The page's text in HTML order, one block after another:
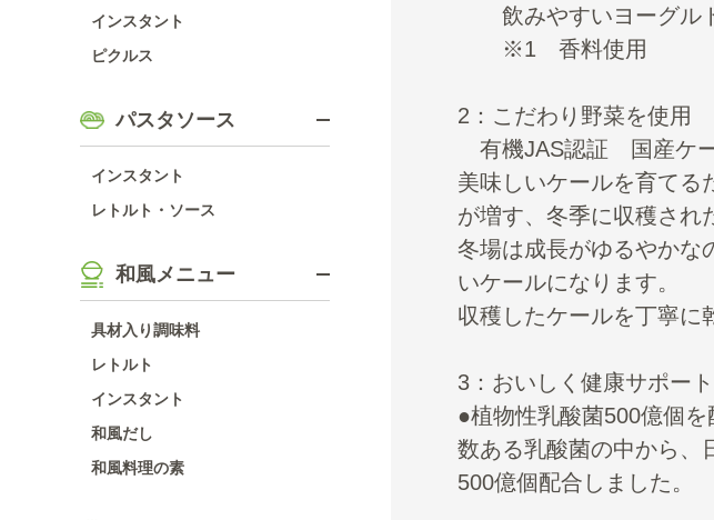
インスタント
ピクルス
パスタソース
インスタント
レトルト・ソース
和風メニュー
具材入り調味料
レトルト
インスタント
和風だし
和風料理の素
飲みやすいヨーグル
※1 香料使用
2：こだわり野菜を使用
有機JAS認証 国産ケ
美味しいケールを育てる
が増す、冬季に収穫され
冬場は成長がゆるやかな
いケールになります。
収穫したケールを丁寧に
3：おいしく健康サポート
●植物性乳酸菌500億個を
数ある乳酸菌の中から、
500億個配合しました。